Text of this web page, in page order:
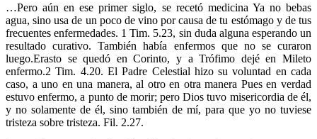
…Pero aún en ese primer siglo, se recetó medicina Ya no bebas
agua, sino usa de un poco de vino por causa de tu estómago y de tus
frecuentes enfermedades. 1 Tim. 5.23, sin duda alguna esperando un
resultado curativo. También había enfermos que no se curaron
luego.Erasto se quedó en Corinto, y a Trófimo dejé en Mileto
enfermo.2 Tim. 4.20. El Padre Celestial hizo su voluntad en cada
caso, a uno en una manera, al otro en otra manera Pues en verdad
estuvo enfermo, a punto de morir; pero Dios tuvo misericordia de él,
y no solamente de él, sino también de mí, para que yo no tuviese
tristeza sobre tristeza. Fil. 2.27.